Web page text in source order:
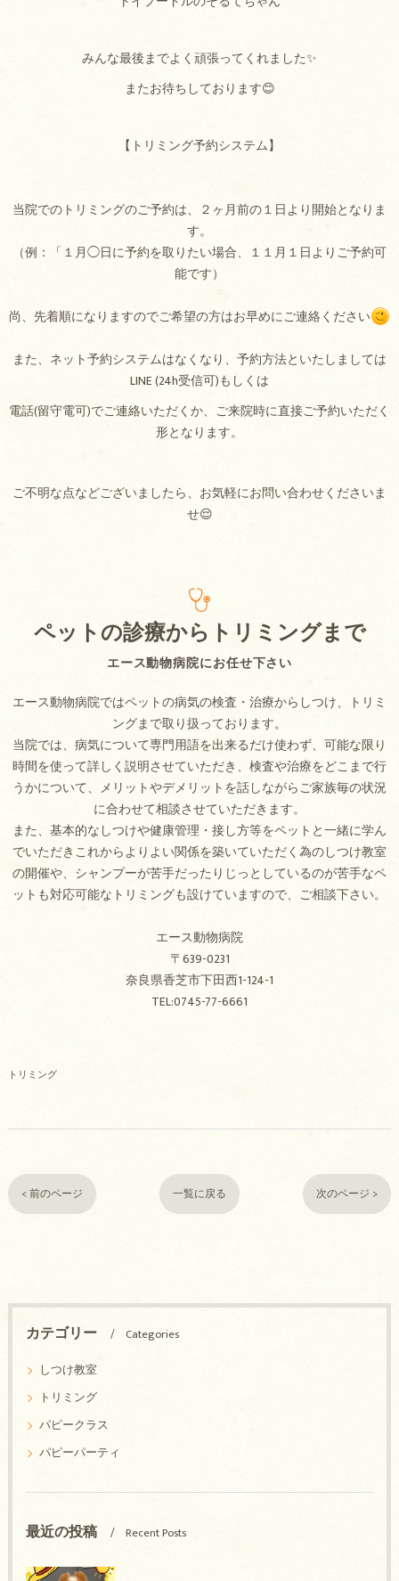
みんな最後までよく頑張ってくれました✨
またお待ちしております😊
【トリミング予約システム】
当院でのトリミングのご予約は、２ヶ月前の１日より開始となりま
す。
（例：「１月◯日に予約を取りたい場合、１１月１日よりご予約可
能です）
尚、先着順になりますのでご希望の方はお早めにご連絡ください
また、ネット予約システムはなくなり、予約方法といたしましては
LINE (24h受信可)もしくは
電話(留守電可)でご連絡いただくか、ご来院時に直接ご予約いただく
形となります。
ご不明な点などございましたら、お気軽にお問い合わせくださいま
せ😌
エース動物病院にお任せ下さい
ペットの診療からトリミングまで
エース動物病院ではペットの病気の検査・治療からしつけ、トリミ
ングまで取り扱っております。
当院では、病気について専門用語を出来るだけ使わず、可能な限り
時間を使って詳しく説明させていただき、検査や治療をどこまで行
うかについて、メリットやデメリットを話しながらご家族毎の状況
に合わせて相談させていただきます。
また、基本的なしつけや健康管理・接し方等をペットと一緒に学ん
でいただきこれからよりよい関係を築いていただく為のしつけ教室
の開催や、シャンプーが苦手だったりじっとしているのが苦手なペ
ットも対応可能なトリミングも設けていますので、ご相談下さい。
エース動物病院
〒639-0231
奈良県香芝市下田西1-124-1
TEL:0745-77-6661
トリミング
< 前のページ 一覧に戻る 次のページ >
カテゴリー
Categories
しつけ教室
トリミング
パピークラス
パピーパーティ
最近の投稿 Recent Posts